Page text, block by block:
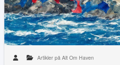
Artikler på Alt Om Haven